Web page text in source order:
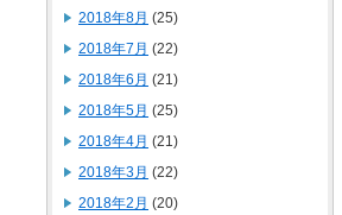
2018年8月 (25)
2018年7月 (22)
2018年6月 (21)
2018年5月 (25)
2018年4月 (21)
2018年3月 (22)
2018年2月 (20)